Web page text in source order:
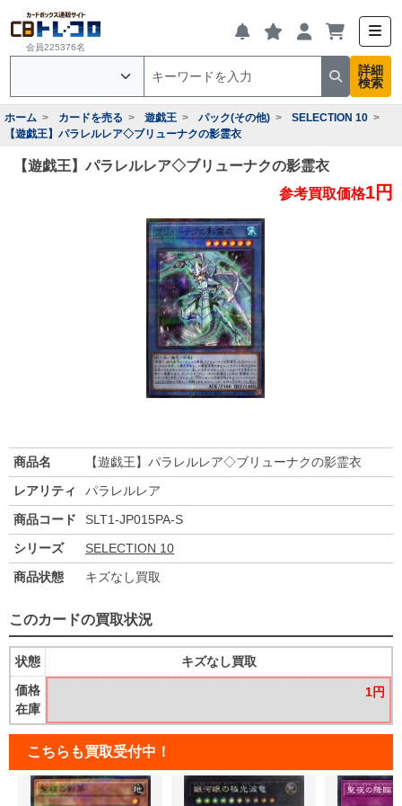
会員225376名
詳細
検索
ホーム カードを売る 遊戯王 パック(その他)
SELECTION 10
【遊戯王】パラレルレア◇ブリューナクの影霊衣
【遊戯王】パラレルレア◇ブリューナクの影霊衣
参考買取価格1円
商品名
【遊戯王】パラレルレア◇ブリューナクの影霊衣
レアリティ
パラレルレア
商品コード
SLT1-JP015PA-S
シリーズ
SELECTION 10
商品状態
キズなし買取
このカードの買取状況
状態
価格
在庫
キズなし買取
1円
こちらも買取受付中！